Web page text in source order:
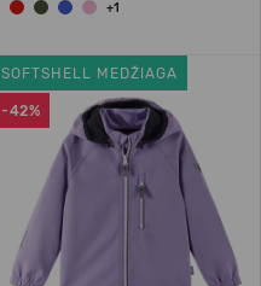
+1
-42%
SOFTSHELL MEDŽIAGA